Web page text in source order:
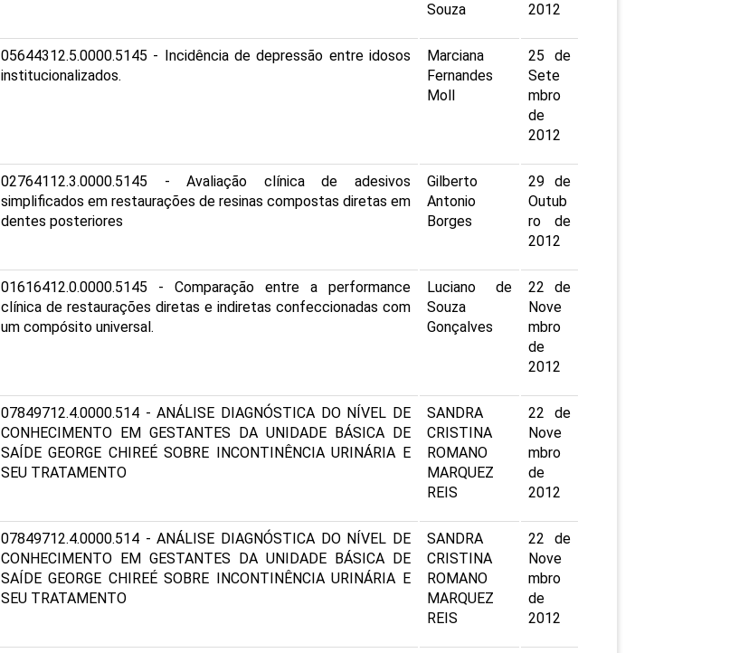
Souza
2012
05644312.5.0000.5145 - Incidência de depressão entre idosos
institucionalizados.
Marciana
Fernandes
Moll
25 de
Sete
mbro
de
2012
02764112.3.0000.5145 - Avaliação clínica de adesivos
simplificados em restaurações de resinas compostas diretas em
dentes posteriores
Gilberto
Antonio
Borges
29 de
Outub
ro de
2012
01616412.0.0000.5145 - Comparação entre a performance
clínica de restaurações diretas e indiretas confeccionadas com
um compósito universal.
Luciano de
Souza
Gonçalves
22 de
Nove
mbro
de
2012
07849712.4.0000.514 - ANÁLISE DIAGNÓSTICA DO NÍVEL DE
CONHECIMENTO EM GESTANTES DA UNIDADE BÁSICA DE
SAÍDE GEORGE CHIREÉ SOBRE INCONTINÊNCIA URINÁRIA E
SEU TRATAMENTO
SANDRA
CRISTINA
ROMANO
MARQUEZ
REIS
22 de
Nove
mbro
de
2012
07849712.4.0000.514 - ANÁLISE DIAGNÓSTICA DO NÍVEL DE
CONHECIMENTO EM GESTANTES DA UNIDADE BÁSICA DE
SAÍDE GEORGE CHIREÉ SOBRE INCONTINÊNCIA URINÁRIA E
SEU TRATAMENTO
SANDRA
CRISTINA
ROMANO
MARQUEZ
REIS
22 de
Nove
mbro
de
2012